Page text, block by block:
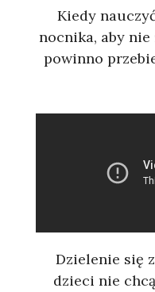
Kiedy
nocnika, aby
powinno
Dzielenie się
dzieci nie